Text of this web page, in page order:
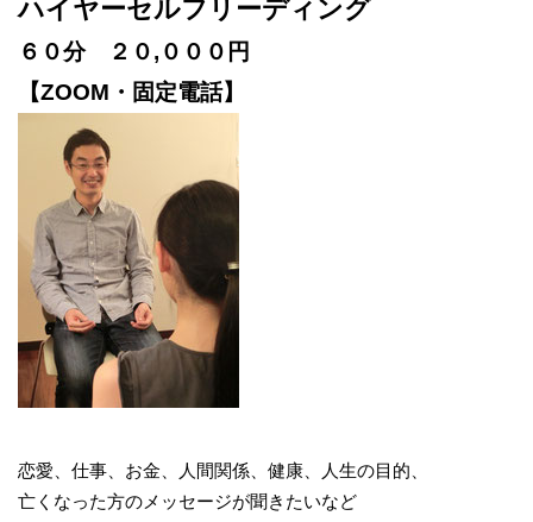
ハイヤーセルフリーディング
６０分 ２０,０００円
【ZOOM・固定電話】
恋愛、仕事、お金、人間関係、健康、人生の目的、
亡くなった方のメッセージが聞きたいなど